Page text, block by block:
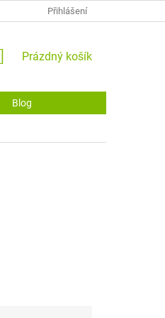
Přihlášení
NÁKUPNÍ
Prázdný košík
Blog